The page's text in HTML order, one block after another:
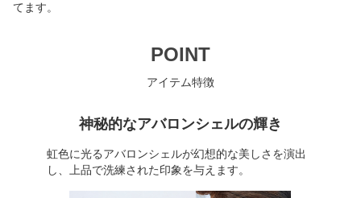
てます。
POINT
アイテム特徴
神秘的なアバロンシェルの輝き
虹色に光るアバロンシェルが幻想的な美しさを演出
し、上品で洗練された印象を与えます。